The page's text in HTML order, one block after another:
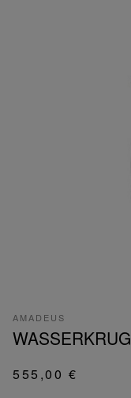
AMADEUS
WASSERKRUG
555,00 €